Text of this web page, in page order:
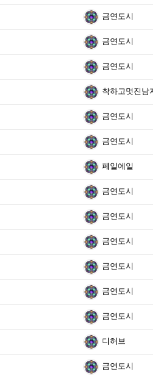
금연도시
금연도시
금연도시
착하고멋진남
금연도시
금연도시
페일에일
금연도시
금연도시
금연도시
금연도시
금연도시
금연도시
디허브
금연도시